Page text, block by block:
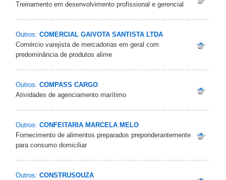
Treinamento em desenvolvimento profissional e gerencial
Outros: COMERCIAL GAIVOTA SANTISTA LTDA
Comércio varejista de mercadorias em geral com
predominância de produtos alime
Outros: COMPASS CARGO
Atividades de agenciamento marítimo
Outros: CONFEITARIA MARCELA MELO
Fornecimento de alimentos preparados preponderantemente
para consumo domiciliar
Outros: CONSTRUSOUZA